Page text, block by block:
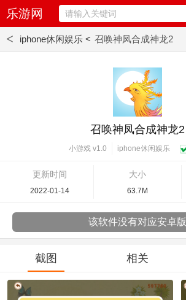
乐游网
< iphone休闲娱乐 < 召唤神凤合成神龙2
召唤神凤合成神龙2
小游戏 v1.0 iphone休闲娱乐
更新时间
2022-01-14
大小
63.7M
该软件没有对应安卓版
截图 相关